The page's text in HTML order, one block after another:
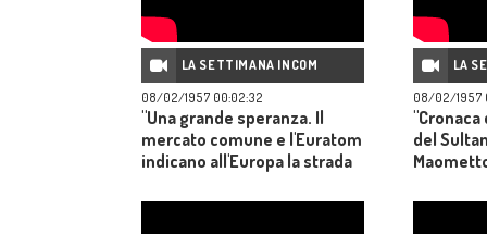
LA SETTIMANA INCOM
08/02/1957 00:02:32
"Una grande speranza. Il
mercato comune e l'Euratom
indicano all'Europa la strada
LA
08/02/1957
del